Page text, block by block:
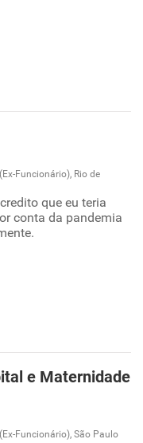
Funcionário), Rio de
que eu teria
conta da pandemia
e Maternidade
Funcionário), São Paulo